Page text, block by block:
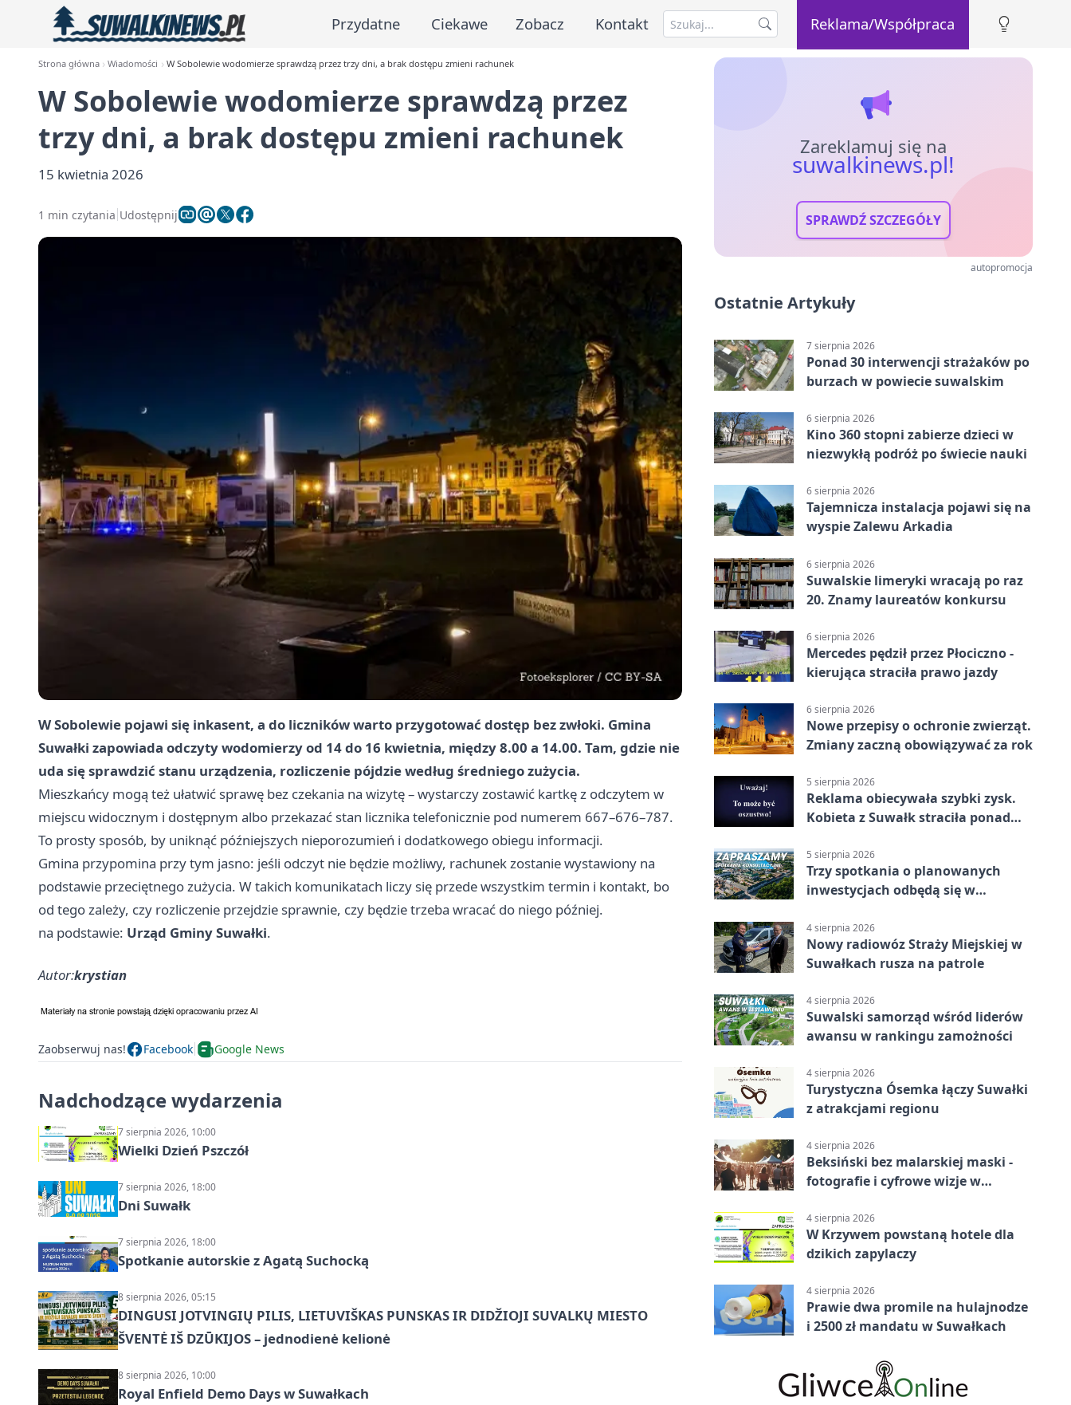
Przydatne Ciekawe Zobacz Kontakt Reklama/Współpraca
Strona główna Wiadomości W Sobolewie wodomierze sprawdzą przez trzy dni, a brak dostępu zmieni rachunek
W Sobolewie wodomierze sprawdzą przez
trzy dni, a brak dostępu zmieni rachunek
15 kwietnia 2026
1 min czytania Udostępnij
W Sobolewie pojawi się inkasent, a do liczników warto przygotować dostęp bez zwłoki. Gmina
Suwałki zapowiada odczyty wodomierzy od 14 do 16 kwietnia, między 8.00 a 14.00. Tam, gdzie nie
uda się sprawdzić stanu urządzenia, rozliczenie pójdzie według średniego zużycia.
Mieszkańcy mogą też ułatwić sprawę bez czekania na wizytę – wystarczy zostawić kartkę z odczytem w
miejscu widocznym i dostępnym albo przekazać stan licznika telefonicznie pod numerem 667–676–787.
To prosty sposób, by uniknąć późniejszych nieporozumień i dodatkowego obiegu informacji.
Gmina przypomina przy tym jasno: jeśli odczyt nie będzie możliwy, rachunek zostanie wystawiony na
podstawie przeciętnego zużycia. W takich komunikatach liczy się przede wszystkim termin i kontakt, bo
od tego zależy, czy rozliczenie przejdzie sprawnie, czy będzie trzeba wracać do niego później.
na podstawie: Urząd Gminy Suwałki.
Autor:krystian
Zaobserwuj nas! Facebook Google News
Nadchodzące wydarzenia
7 sierpnia 2026, 10:00
Wielki Dzień Pszczół
7 sierpnia 2026, 18:00
Dni Suwałk
7 sierpnia 2026, 18:00
Spotkanie autorskie z Agatą Suchocką
8 sierpnia 2026, 05:15
DINGUSI JOTVINGIŲ PILIS, LIETUVIŠKAS PUNSKAS IR DIDŽIOJI SUVALKŲ MIESTO
ŠVENTĖ IŠ DZŪKIJOS – jednodienė kelionė
8 sierpnia 2026, 10:00
Royal Enfield Demo Days w Suwałkach
Zareklamuj się na
suwalkinews.pl!
SPRAWDŹ SZCZEGÓŁY
autopromocja
Ostatnie Artykuły
7 sierpnia 2026
Ponad 30 interwencji strażaków po
burzach w powiecie suwalskim
6 sierpnia 2026
Kino 360 stopni zabierze dzieci w
niezwykłą podróż po świecie nauki
6 sierpnia 2026
Tajemnicza instalacja pojawi się na
wyspie Zalewu Arkadia
6 sierpnia 2026
Suwalskie limeryki wracają po raz
20. Znamy laureatów konkursu
6 sierpnia 2026
Mercedes pędził przez Płociczno -
kierująca straciła prawo jazdy
6 sierpnia 2026
Nowe przepisy o ochronie zwierząt.
Zmiany zaczną obowiązywać za rok
5 sierpnia 2026
Reklama obiecywała szybki zysk.
Kobieta z Suwałk straciła ponad
5 sierpnia 2026
Trzy spotkania o planowanych
inwestycjach odbędą się w
4 sierpnia 2026
Nowy radiowóz Straży Miejskiej w
Suwałkach rusza na patrole
4 sierpnia 2026
Suwalski samorząd wśród liderów
awansu w rankingu zamożności
4 sierpnia 2026
Turystyczna Ósemka łączy Suwałki
z atrakcjami regionu
4 sierpnia 2026
Beksiński bez malarskiej maski -
fotografie i cyfrowe wizje w
4 sierpnia 2026
W Krzywem powstaną hotele dla
dzikich zapylaczy
4 sierpnia 2026
Prawie dwa promile na hulajnodze
i 2500 zł mandatu w Suwałkach